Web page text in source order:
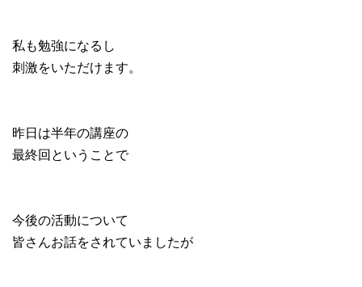
私も勉強になるし
刺激をいただけます。
昨日は半年の講座の
最終回ということで
今後の活動について
皆さんお話をされていましたが